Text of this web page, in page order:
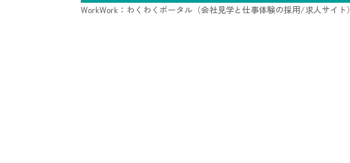
WorkWork：わくわくポータル（会社見学と仕事体験の採用/求人サイト）